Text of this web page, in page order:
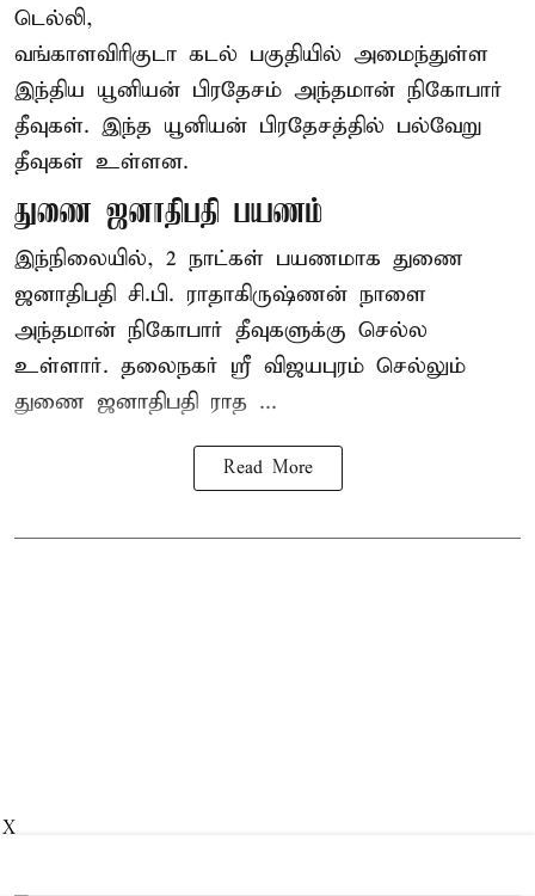
டெல்லி,
வங்காளவிரிகுடா கடல் பகுதியில் அமைந்துள்ள
இந்திய யூனியன் பிரதேசம் அந்தமான் நிகோபார்
தீவுகள். இந்த யூனியன் பிரதேசத்தில் பல்வேறு
தீவுகள் உள்ளன.
துணை ஜனாதிபதி பயணம்
இந்நிலையில், 2 நாட்கள் பயணமாக துணை
ஜனாதிபதி சி.பி. ராதாகிருஷ்ணன் நாளை
அந்தமான் நிகோபார் தீவுகளுக்கு செல்ல
உள்ளார். தலைநகர் ஸ்ரீ விஜயபுரம் செல்லும்
துணை ஜனாதிபதி ராத ...
Read More
X